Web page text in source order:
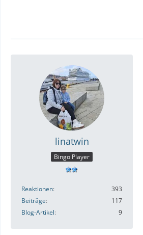
linatwin
Bingo Player
Reaktionen
393
Beiträge
117
Blog-Artikel
9